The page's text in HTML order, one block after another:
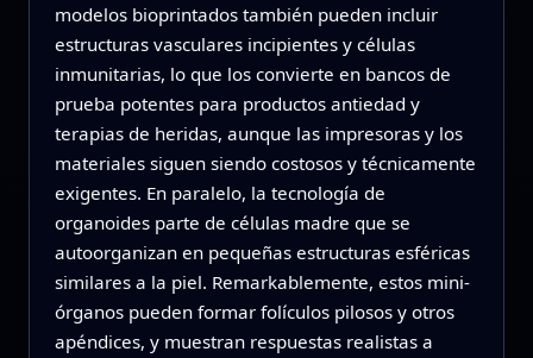
modelos bioprintados también pueden incluir
estructuras vasculares incipientes y células
inmunitarias, lo que los convierte en bancos de
prueba potentes para productos antiedad y
terapias de heridas, aunque las impresoras y los
materiales siguen siendo costosos y técnicamente
exigentes. En paralelo, la tecnología de
organoides parte de células madre que se
autoorganizan en pequeñas estructuras esféricas
similares a la piel. Remarkablemente, estos mini-
órganos pueden formar folículos pilosos y otros
apéndices, y muestran respuestas realistas a